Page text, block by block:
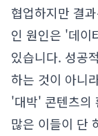
협업하지만 결
인 원인은 '데이
있습니다. 성공
하는 것이 아니
'대박' 콘텐츠의
많은 이들이 단